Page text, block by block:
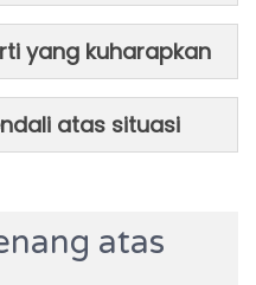
yang kuharapkan
atas situasi
atas